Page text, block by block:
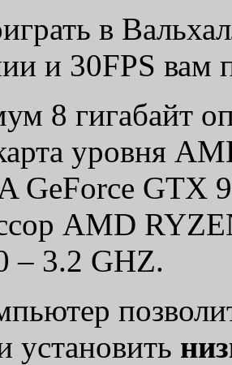
в
и 30FPS вам
8 гигабайт
уровня
GeForce GTX
AMD
– 3.2 GHZ.
установить